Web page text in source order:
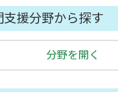
支援分野から探す
分野を開く